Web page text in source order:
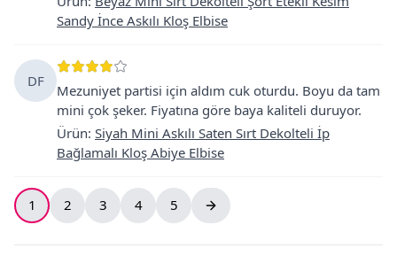
Sandy İnce Askılı Kloş Elbise
DF
Mezuniyet partisi için aldım cuk oturdu. Boyu da tam
mini çok şeker. Fiyatına göre baya kaliteli duruyor.
Ürün: Siyah Mini Askılı Saten Sırt Dekolteli İp
Bağlamalı Kloş Abiye Elbise
1 2 3 4 5